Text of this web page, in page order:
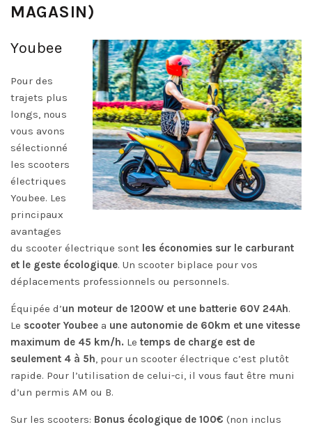
MAGASIN)
Youbee
Pour des
trajets plus
longs, nous
vous avons
sélectionné
les scooters
électriques
Youbee. Les
principaux
avantages
du scooter électrique sont les économies sur le carburant
et le geste écologique. Un scooter biplace pour vos
déplacements professionnels ou personnels.
Équipée d’un moteur de 1200W et une batterie 60V 24Ah.
Le scooter Youbee a une autonomie de 60km et une vitesse
maximum de 45 km/h. Le temps de charge est de
seulement 4 à 5h, pour un scooter électrique c’est plutôt
rapide. Pour l’utilisation de celui-ci, il vous faut être muni
d’un permis AM ou B.
Sur les scooters: Bonus écologique de 100€ (non inclus